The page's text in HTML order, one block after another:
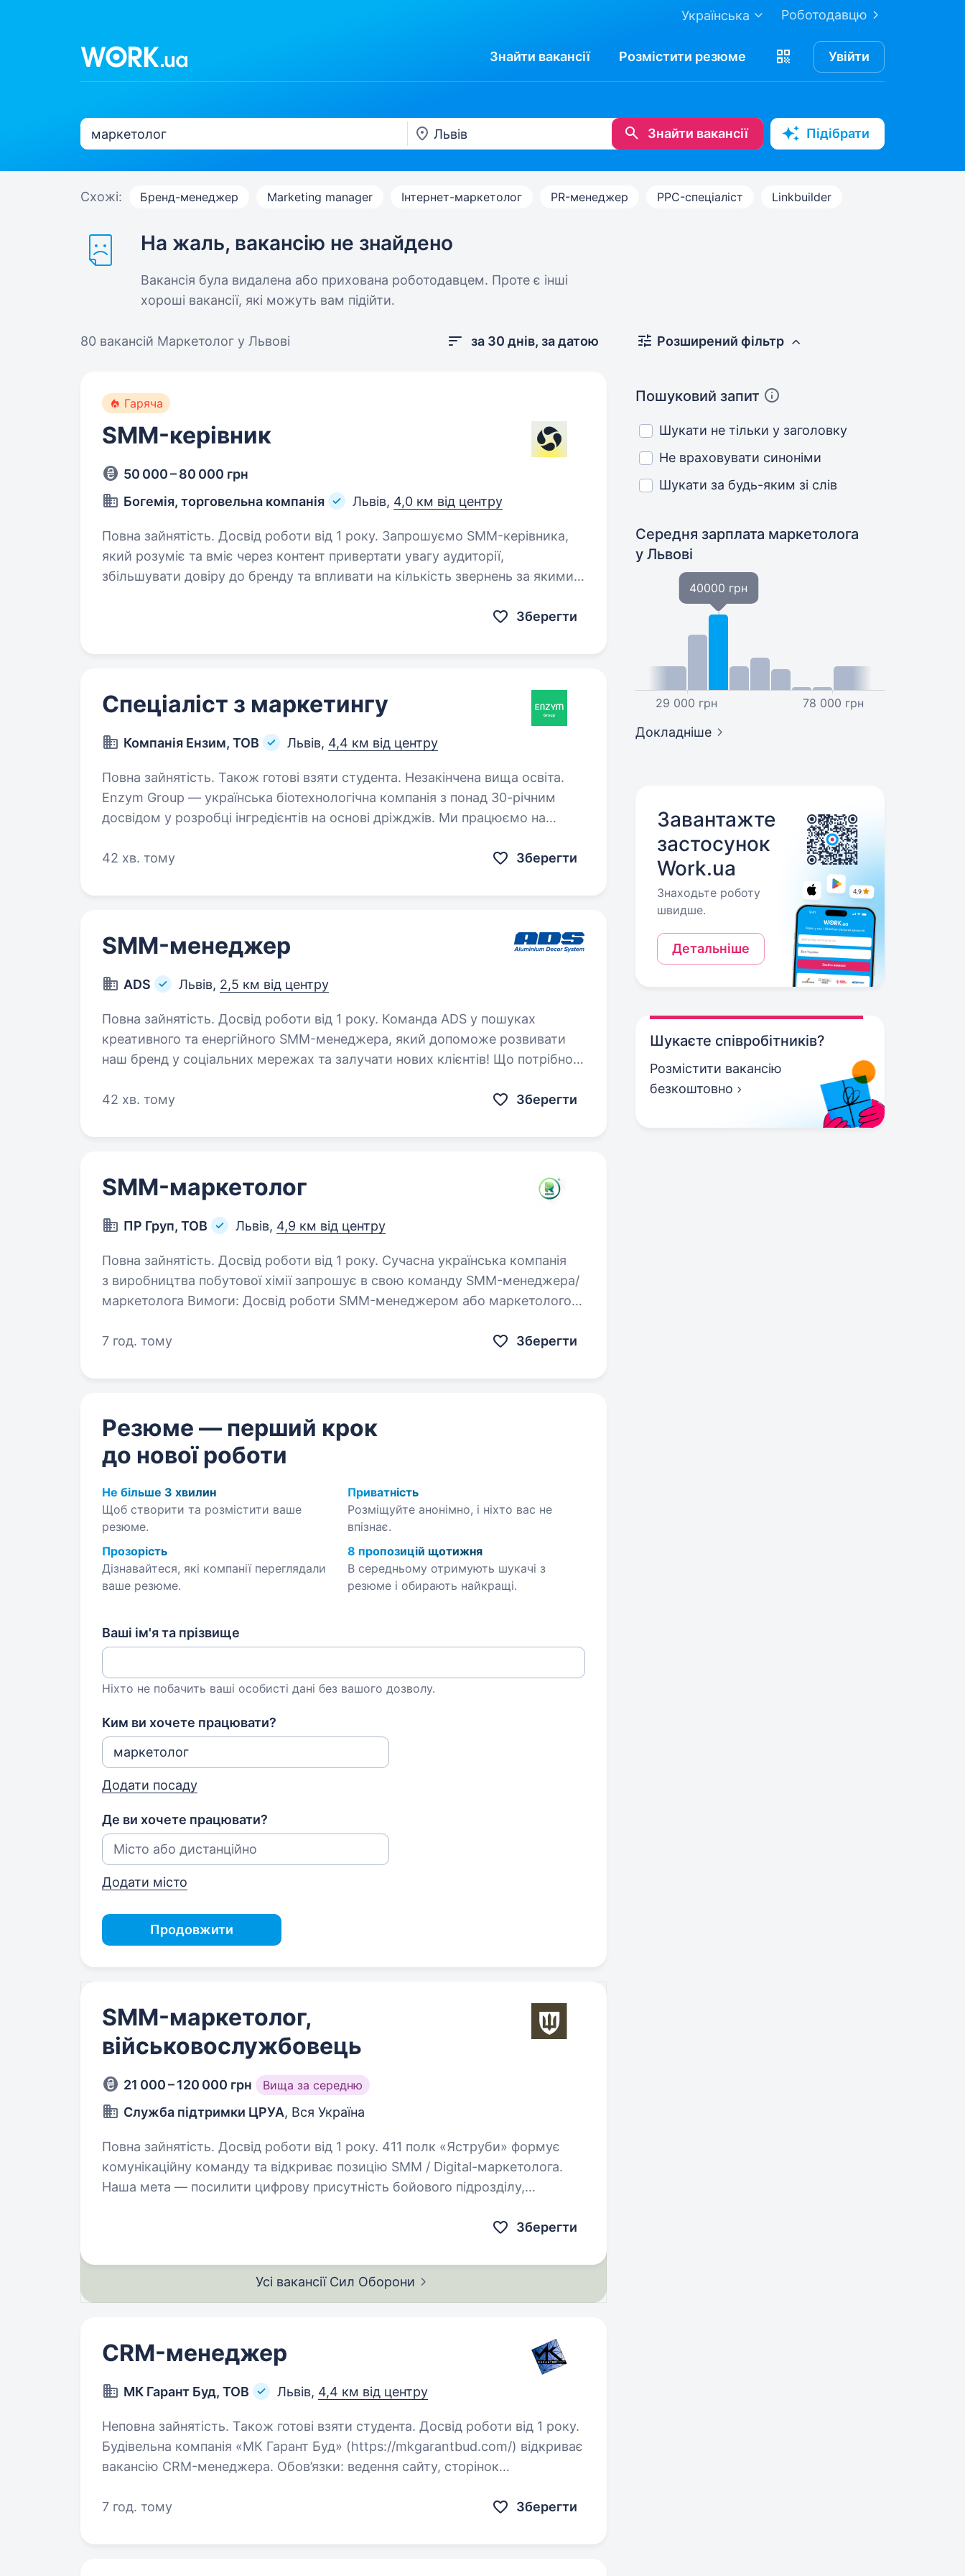
Роботодавцю
Українська
Знайти вакансії Розмістити резюме Увійти
Знайти вакансії Підібрати
Схожі: Бренд-менеджер Marketing manager Інтернет-маркетолог PR-менеджер PPC-спеціаліст Linkbuilder
На жаль, вакансію не знайдено
Вакансія була видалена або прихована роботодавцем. Проте є інші
хороші вакансії, які можуть вам підійти.
80 вакансій Маркетолог у Львові за 30 днів, за датою
Гаряча
SMM-керівник
50 000 – 80 000 грн
Богемія, торговельна компанія
Львів, 4,0 км від центру
Повна зайнятість. Досвід роботи від 1 року. Запрошуємо SMM-керівника,
який розуміє та вміє через контент привертати увагу аудиторії,
збільшувати довіру до бренду та впливати на кількість звернень за якими
Зберегти
Спеціаліст з маркетингу
Компанія Ензим, ТОВ Львів, 4,4 км від центру
Повна зайнятість. Також готові взяти студента. Незакінчена вища освіта.
Enzym Group — українська біотехнологічна компанія з понад 30-річним
досвідом у розробці інгредієнтів на основі дріжджів. Ми працюємо на
та тваринництва…
42 хв. тому Зберегти
SMM-менеджер
ADS Львів, 2,5 км від центру
Повна зайнятість. Досвід роботи від 1 року. Команда ADS у пошуках
креативного та енергійного SMM-менеджера, який допоможе розвивати
наш бренд у соціальних мережах та залучати нових клієнтів! Що потрібно
42 хв. тому
Зберегти
SMM-маркетолог
ПР Груп, ТОВ Львів, 4,9 км від центру
Повна зайнятість. Досвід роботи від 1 року. Сучасна українська компанія
з виробництва побутової хімії запрошує в свою команду SMM-менеджера/
маркетолога Вимоги: Досвід роботи SMM-менеджером або маркетологом
7 год. тому
Зберегти
Резюме — перший крок
до нової роботи
Не більше 3 хвилин
Щоб створити та розмістити ваше
резюме.
Приватність
Розміщуйте анонімно, і ніхто вас не
впізнає.
Прозорість
Дізнавайтеся, які компанії переглядали
ваше резюме.
8 пропозицій щотижня
В середньому отримують шукачі з
резюме і обирають найкращі.
Ваші ім'я та прізвище
Ніхто не побачить ваші особисті дані без вашого дозволу.
Ким ви хочете працювати?
Додати посаду
Де ви хочете працювати?
Додати місто
Продовжити
SMM-маркетолог,
військовослужбовець
21 000 – 120 000 грн Вища за середню
Служба підтримки ЦРУА, Вся Україна
Повна зайнятість. Досвід роботи від 1 року. 411 полк «Яструби» формує
комунікаційну команду та відкриває позицію SMM / Digital-маркетолога.
Наша мета — посилити цифрову присутність бойового підрозділу,
Зберегти
Усі вакансії Сил Оборони
CRM-менеджер
МК Гарант Буд, ТОВ Львів, 4,4 км від центру
Неповна зайнятість. Також готові взяти студента. Досвід роботи від 1 року.
Будівельна компанія «МК Гарант Буд» (https://mkgarantbud.com/) відкриває
вакансію CRM-менеджера. Обов’язки: ведення сайту, сторінок
автоматизація…
7 год. тому Зберегти
Розширений фільтр
Пошуковий запит
Шукати не тільки у заголовку
Не враховувати синоніми
Шукати за будь-яким зі слів
Середня зарплата маркетолога
у Львові
29 000 грн
40000 грн
78 000 грн
Докладніше
Завантажте
застосунок
Work.ua
Знаходьте роботу
швидше.
Детальніше
Шукаєте співробітників?
Розмістити вакансію
безкоштовно